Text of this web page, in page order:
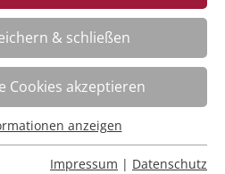
Impulse – Cybermobbing
14.00 Uhr
& schließen
Cookies akzeptieren
für grundlegende Funktionen
anzeigen
Impressum | Datenschutz